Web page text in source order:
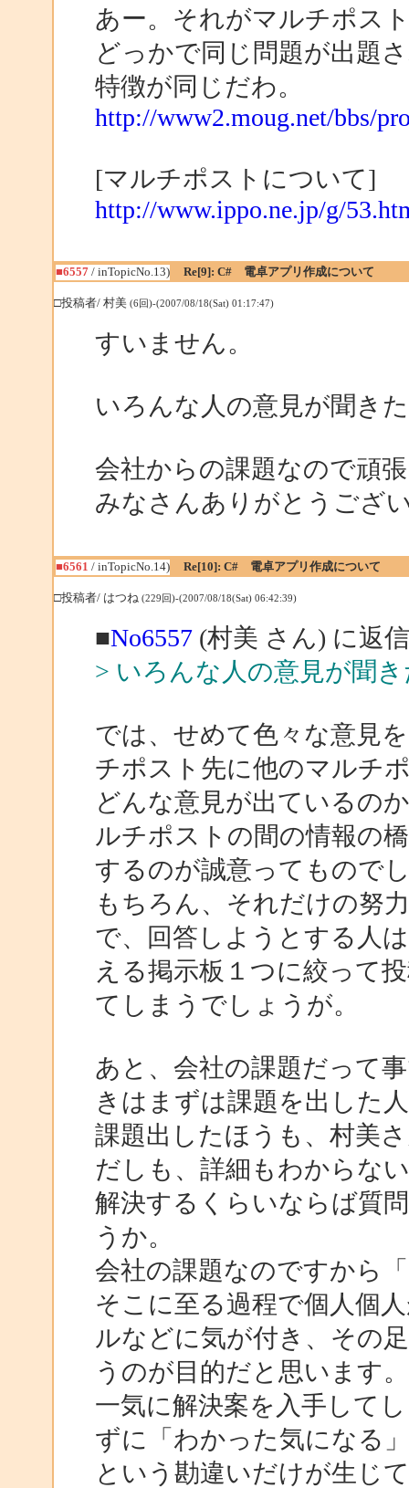
あー。それがマルチポス
どっかで同じ問題が出題
特徴が同じだわ。
http://www2.moug.net/bbs/
[マルチポストについて]
http://www.ippo.ne.jp/g/
■6557/ inTopicNo.13) Re[9]: C# 電卓アプリ作成について
□投稿者/ 村美 (6回)-(2007/08/18(Sat) 01:17:47)
すいません。
いろんな人の意見が聞き
会社からの課題なので頑
みなさんありがとうござ
■6561 / inTopicNo.14) Re[10]: C# 電卓アプリ作成について
□投稿者/ はつね (229回)-(2007/08/18(Sat) 06:42:39)
■No6557(村美 さん) に返信
> いろんな人の意見が聞
では、せめて色々な意見
チポスト先に他のマルチ
どんな意見が出ているの
ルチポストの間の情報の
するのが誠意ってもので
もちろん、それだけの努
で、回答しようとする人
える掲示板１つに絞って
てしまうでしょうが。
あと、会社の課題だって
きはまずは課題を出した
課題出したほうも、村美
だしも、詳細もわからな
解決するくらいならば質
うか。
会社の課題なのですから
そこに至る過程で個人個
ルなどに気が付き、その
うのが目的だと思います
一気に解決案を入手して
ずに「わかった気になる
という勘違いだけが生じ